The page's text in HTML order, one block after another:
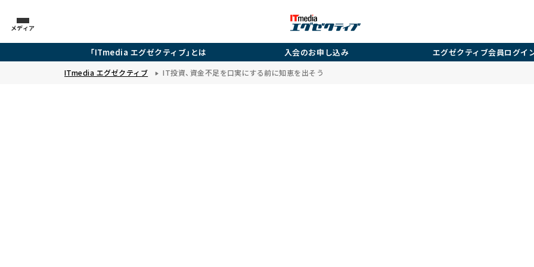
メディア
「ITmedia エグゼクティブ」とは 入会のお申し込み エグゼクティブ会員ログイ
ITmedia エグゼクティブ IT投資、資金不足を口実にする前に知恵を出そう